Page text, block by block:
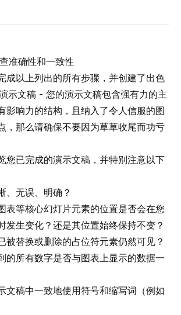
准确性和一致性
成以上列出的所有步骤，并创建了出色
示文稿 - 您的演示文稿包含强有力的主
影响力的结构，且纳入了令人信服的图
，那么请确保不要因为草草收尾而功亏
您已完成的演示文稿，并特别注意以下
、无误、明确？
表等核心幻灯片元素的位置是否会在您
发生变化？还是其位置始终保持不变？
被替换或删除的占位符元素仍然可见？
的所有数字是否与图表上显示的数据一
文稿中一致地使用符号和缩写词（例如